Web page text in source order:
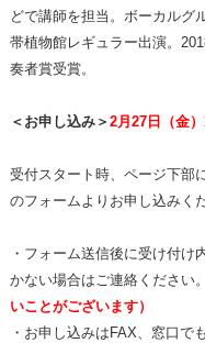
どで講師を担当。ボーカルグ
帯植物館レギュラー出演。
奏者賞受賞。
＜お申し込み＞ 2月27日（金
受付スタート時、ページ下部
のフォームよりお申し込みく
・フォーム送信後に受け付け
かない場合はご連絡ください。
いことがございます）
・お申し込みはFAX、窓口で